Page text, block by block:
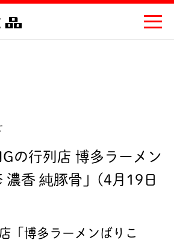
の行列店 博多ラーメン
濃香 純豚骨」(4月19日
「博多ラーメンばりこ